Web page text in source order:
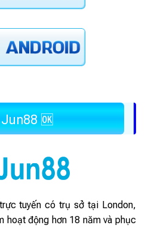
Jun88 🆗
tuyến có trụ sở tại London,
hoạt động hơn 18 năm và phục